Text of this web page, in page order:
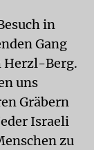
in
Gang
Herzl-Berg.
uns
Gräbern
Israeli
zu